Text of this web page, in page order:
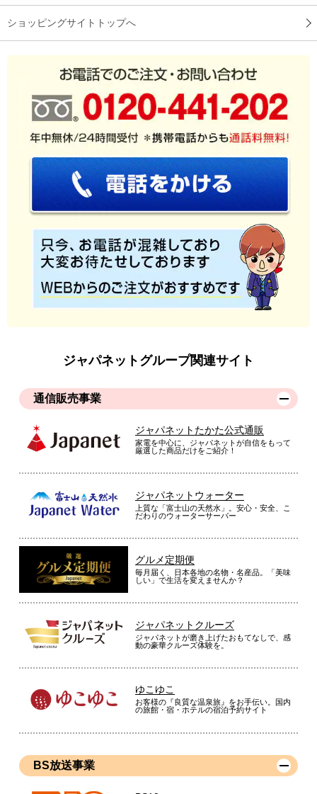
んでした！
※「お客様の声」は実際にご購入されたお客様からのご意見を掲載しておりま
商品により、同一シリーズをご購入された方の声を含みます。
ショッピングサイトトップへ
ジャパネットグループ関連サイト
通信販売事業
ジャパネットたかた公式通販
家電を中心に、ジャパネットが自信をもって
厳選した商品だけをご紹介！
ジャパネットウォーター
上質な「富士山の天然水」。安心・安全、こ
だわりのウォーターサーバー
グルメ定期便
毎月届く、日本各地の名物・名産品。「美味
しい」で生活を変えませんか？
ジャパネットクルーズ
ジャパネットが磨き上げたおもてなしで、感
動の豪華クルーズ体験を。
ゆこゆこ
お客様の『良質な温泉旅』をお手伝い。国内
の旅館・宿・ホテルの宿泊予約サイト
BS放送事業